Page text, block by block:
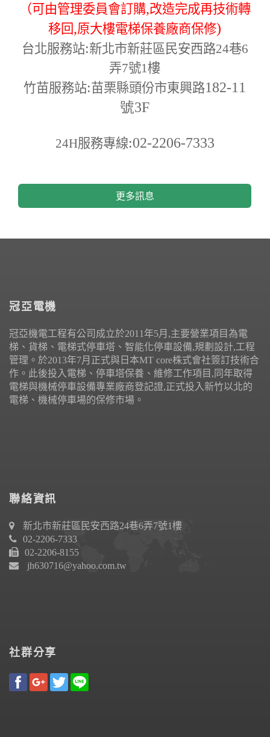
（可由管理委員會訂購,改造完成再技術轉
移回,原大樓電梯保養廠商保修)
台北服務站:新北市新莊區民安西路24巷6
弄7號1樓
竹苗服務站:苗栗縣頭份市東興路182-11
號3F
24H服務專線:02-2206-7333
更多訊息
冠亞電機
冠亞機電工程有公司成立於2011年5月,主要營業項目為電
梯、貨梯、電梯式停車塔、智能化停車設備,規劃設計,工程
管理。於2013年7月正式與日本MT core株式會社簽訂技術合
作。此後投入電梯、停車塔保養、維修工作項目,同年取得
電梯與機械停車設備專業廠商登記證,正式投入新竹以北的
電梯、機械停車場的保修市場。
聯絡資訊
新北市新莊區民安西路24巷6弄7號1樓
02-2206-7333
02-2206-8155
jh630716@yahoo.com.tw
社群分享